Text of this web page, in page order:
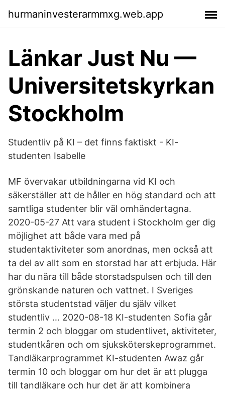
hurmaninvesterarmmxg.web.app
Länkar Just Nu —
Universitetskyrkan
Stockholm
Studentliv på KI – det finns faktiskt - KI-
studenten Isabelle
MF övervakar utbildningarna vid KI och
säkerställer att de håller en hög standard och att
samtliga studenter blir väl omhändertagna.
2020-05-27 Att vara student i Stockholm ger dig
möjlighet att både vara med på
studentaktiviteter som anordnas, men också att
ta del av allt som en storstad har att erbjuda. Här
har du nära till både storstadspulsen och till den
grönskande naturen och vattnet. I Sveriges
största studentstad väljer du själv vilket
studentliv … 2020-08-18 KI-studenten Sofia går
termin 2 och bloggar om studentlivet, aktiviteter,
studentkåren och om sjuksköterskeprogrammet.
Tandläkarprogrammet KI-studenten Awaz går
termin 10 och bloggar om hur det är att plugga
till tandläkare och hur det är att kombinera